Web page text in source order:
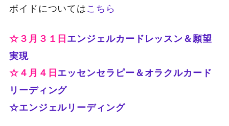
ボイドについてはこちら
☆３月３１日 エンジェルカードレッスン＆願望
実現
☆４月４日エッセンセラピー＆オラクルカード
リーディング
☆エンジェルリーディング